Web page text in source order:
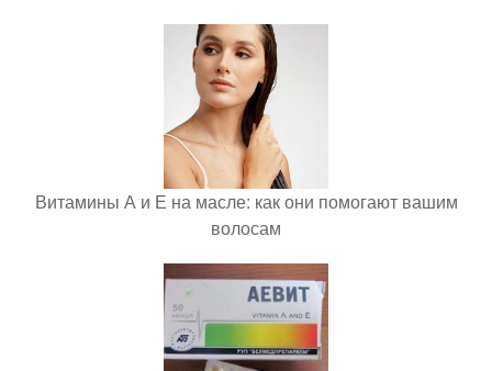
Витамины А и Е на масле: как они помогают вашим
волосам